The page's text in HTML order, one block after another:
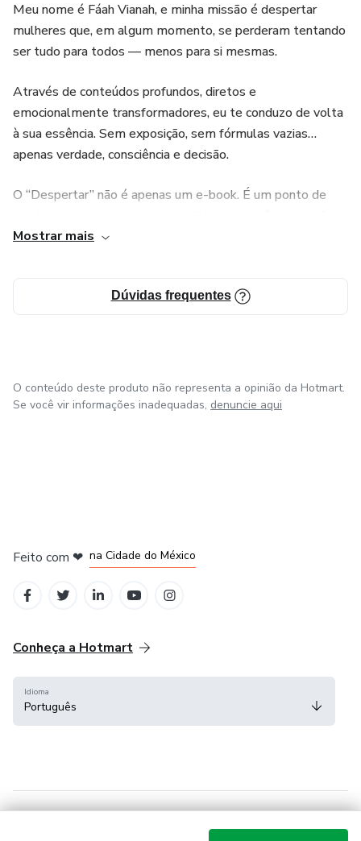
Meu nome é Fáah Vianah, e minha missão é despertar
mulheres que, em algum momento, se perderam tentando
ser tudo para todos — menos para si mesmas.
Através de conteúdos profundos, diretos e
emocionalmente transformadores, eu te conduzo de volta
à sua essência. Sem exposição, sem fórmulas vazias…
apenas verdade, consciência e decisão.
O “Despertar” não é apenas um e-book. É um ponto de
mas que talvez tenha esquecido.
Se algo dentro de você já não aceita mais o mesmo…
então você está pronta.
Mostrar mais
Dúvidas frequentes
O conteúdo deste produto não representa a opinião da Hotmart.
Se você vir informações inadequadas, denuncie aqui
Feito com ❤ na Cidade do México
Conheça a Hotmart
Idioma
Português